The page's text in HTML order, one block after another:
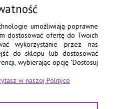
Bydgoszcz
560 760
73 17
pasmanteria.home.pl
- 16:00
umożliwiają poprawne
dostosować ofertę do Twoich
wykorzystanie przez nas
do sklepu lub dostosować
wybierając opcję "Dostosuj
w naszej Polityce